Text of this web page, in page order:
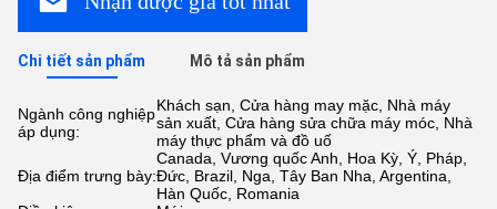
Chi tiết sản phẩm Mô tả sản phẩm
Ngành công nghiệp
áp dụng:
Khách sạn, Cửa hàng may mặc, Nhà máy
sản xuất, Cửa hàng sửa chữa máy móc, Nhà
máy thực phẩm và đồ uố
Địa điểm trưng bày:
Canada, Vương quốc Anh, Hoa Kỳ, Ý, Pháp,
Đức, Brazil, Nga, Tây Ban Nha, Argentina,
Hàn Quốc, Romania